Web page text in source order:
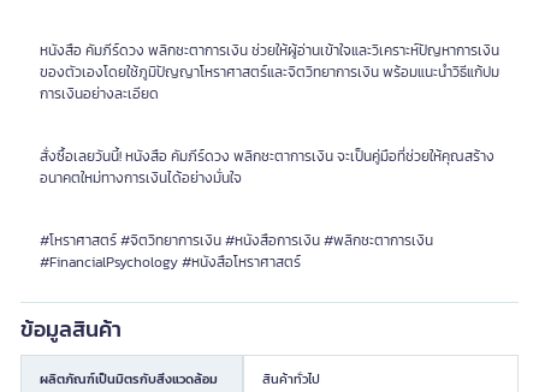
หนังสือ คัมภีร์ดวง พลิกชะตาการเงิน ช่วยให้ผู้อ่านเข้าใจและวิเคราะห์ปัญหาการเงิน
ของตัวเองโดยใช้ภูมิปัญญาโหราศาสตร์และจิตวิทยาการเงิน พร้อมแนะนำวิธีแก้ปม
การเงินอย่างละเอียด
สั่งซื้อเลยวันนี้! หนังสือ คัมภีร์ดวง พลิกชะตาการเงิน จะเป็นคู่มือที่ช่วยให้คุณสร้าง
อนาคตใหม่ทางการเงินได้อย่างมั่นใจ
#โหราศาสตร์ #จิตวิทยาการเงิน #หนังสือการเงิน #พลิกชะตาการเงิน
#FinancialPsychology #หนังสือโหราศาสตร์
ข้อมูลสินค้า
ผลิตภัณฑ์เป็นมิตรกับสิ่งแวดล้อม สินค้าทั่วไป